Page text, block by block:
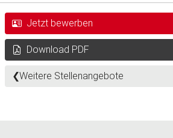
Weitere Stellenangebote
Download PDF
Jetzt bewerben